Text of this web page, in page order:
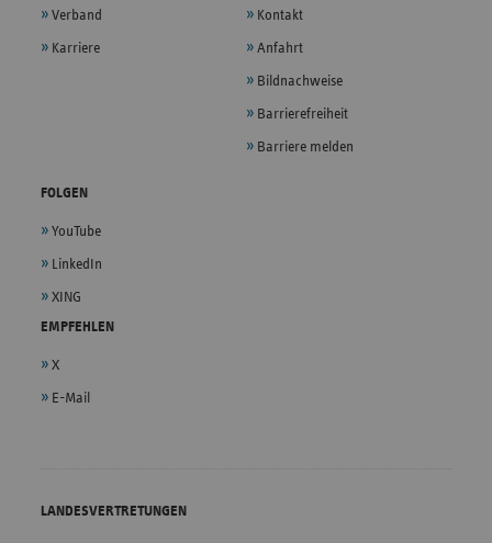
Verband
Karriere
Kontakt
Anfahrt
Bildnachweise
Barrierefreiheit
Barriere melden
FOLGEN
YouTube
LinkedIn
XING
EMPFEHLEN
X
E-Mail
LANDESVERTRETUNGEN